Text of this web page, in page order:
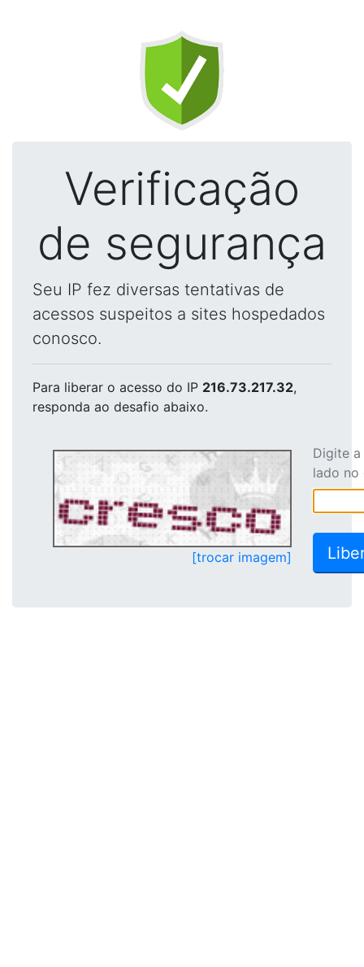
Verificação
de segurança
Seu IP fez diversas tentativas de
acessos suspeitos a sites hospedados
conosco.
Para liberar o acesso do IP 216.73.217.32,
responda ao desafio abaixo.
[trocar imagem]
Digite
lado no